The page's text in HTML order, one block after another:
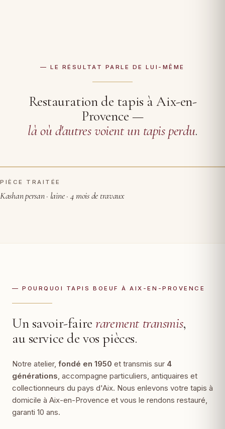
— LE RÉSULTAT PARLE DE LUI-MÊME
Restauration de tapis à Aix-en-
Provence —
là où d'autres voient un tapis perdu.
AVANT RESTAURATION
PIÈCE TRAITÉE
Kashan persan · laine · 4 mois de travaux
— POURQUOI TAPIS BOEUF À AIX-EN-PROVENCE
Un savoir-fairerarement transmis,
au service de vos pièces.
Notre atelier, fondé en 1950 et transmis sur 4
générations , accompagne particuliers, antiquaires et
collectionneurs du pays d'Aix. Nous enlevons votre tapis à
domicile à Aix-en-Provence et vous le rendons restauré,
garanti 10 ans.